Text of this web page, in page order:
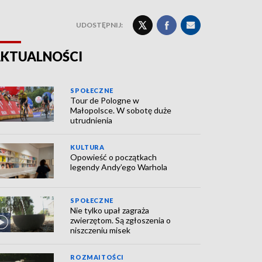
UDOSTĘPNIJ:
SPOŁECZNE
Tour de Pologne w
Małopolsce. W sobotę duże
utrudnienia
KULTURA
Opowieść o początkach
legendy Andy’ego Warhola
SPOŁECZNE
Nie tylko upał zagraża
zwierzętom. Są zgłoszenia o
niszczeniu misek
ROZMAITOŚCI